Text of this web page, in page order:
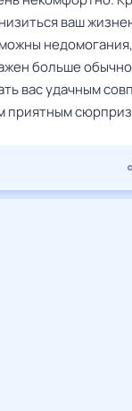
ваш
больше
вас удачным
приятным